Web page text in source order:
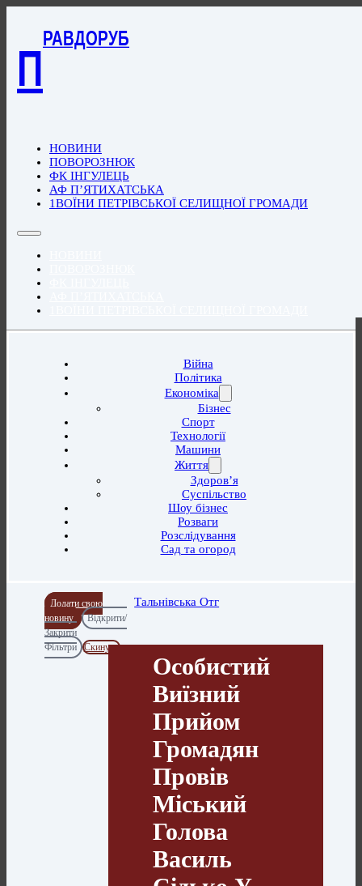
П
РАВДОРУБ
НОВИНИ
ПОВОРОЗНЮК
ФК ІНГУЛЕЦЬ
АФ П’ЯТИХАТСЬКА
1ВОЇНИ ПЕТРІВСЬКОЇ СЕЛИЩНОЇ ГРОМАДИ
Війна
Політика
Економіка
Бізнес
Спорт
Технології
Машини
Життя
Здоров’я
Суспільство
Шоу бізнес
Розваги
Розслідування
Сад та огород
Додати свою
новину
Відкрити/
Закрити
Фільтри
Скинути
Тальнівська Отг
Особистий
Виїзний
Прийом
Громадян
Провів
Міський
Голова
Василь